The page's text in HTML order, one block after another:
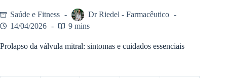
Saúde e Fitness
Dr Riedel - Farmacêutico
14/04/2026
9 mins
Prolapso da válvula mitral: sintomas e cuidados essenciais